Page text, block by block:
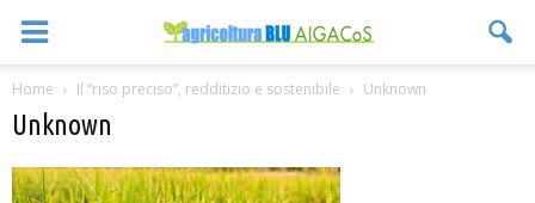
Home Il “riso preciso”, redditizio e sostenibile Unknown
Unknown